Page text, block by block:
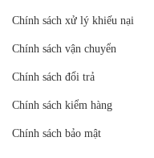
Chính sách xử lý khiếu nại
Chính sách vận chuyển
Chính sách đổi trả
Chính sách kiểm hàng
Chính sách bảo mật